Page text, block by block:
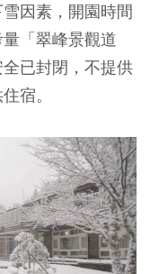
因素，開園時間
「翠峰景觀道
已封閉，不提供
宿。